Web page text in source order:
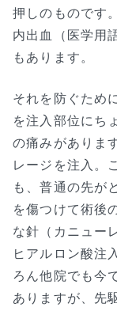
押しのものです
内出血（医学用
もあります。
それを防ぐため
を注入部位にち
の痛みがありま
レージを注入。
も、普通の先が
を傷つけて術後
な針（カニュー
ヒアルロン酸注
ろん他院でも今
ありますが、先